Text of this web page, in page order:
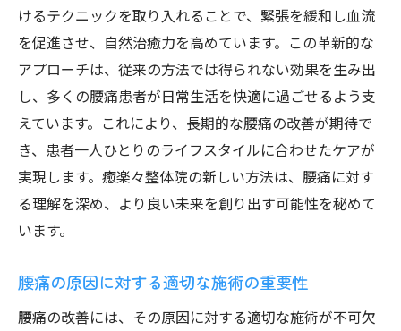
けるテクニックを取り入れることで、緊張を緩和し血流
を促進させ、自然治癒力を高めています。この革新的な
アプローチは、従来の方法では得られない効果を生み出
し、多くの腰痛患者が日常生活を快適に過ごせるよう支
えています。これにより、長期的な腰痛の改善が期待で
き、患者一人ひとりのライフスタイルに合わせたケアが
実現します。癒楽々整体院の新しい方法は、腰痛に対す
る理解を深め、より良い未来を創り出す可能性を秘めて
います。
腰痛の原因に対する適切な施術の重要性
腰痛の改善には、その原因に対する適切な施術が不可欠